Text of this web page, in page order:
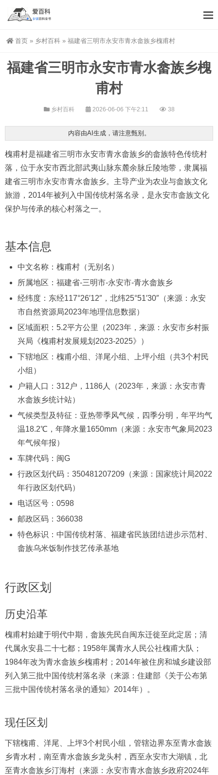
首页 » 乡村百科 » 福建省三明市永安市青水畲族乡槐甫村
福建省三明市永安市青水畲族乡槐
甫村
乡村百科 2026-06-06 下午2:11 38
内容由AI生成，请注意甄别。
槐甫村是福建省三明市永安市青水畲族乡的畲族特色传统村
落，位于永安市西北部武夷山脉东麓余脉丘陵地带，隶属福
建省三明市永安市青水畲族乡。主导产业为农业与畲族文化
旅游，2014年被列入中国传统村落名录，是永安市畲族文化
保护与传承的核心村落之一。
基本信息
中文名称：槐甫村（无别名）
所属地区：福建省-三明市-永安市-青水畲族乡
经纬度：东经117°26′12″，北纬25°51′30″（来源：永安
市自然资源局2023年地理信息数据）
区域面积：5.2平方公里（2023年，来源：永安市乡村振
兴局《槐甫村发展规划2023-2025》）
下辖地区：槐甫小组、洋尾小组、上坪小组（共3个村民
小组）
户籍人口：312户，1186人（2023年，来源：永安市青
水畲族乡统计站）
气候类型及特征：亚热带季风气候，四季分明，年平均气
温18.2℃，年降水量1650mm（来源：永安市气象局2023
年气候年报）
车牌代码：闽G
行政区划代码：350481207209（来源：国家统计局2022
年行政区划代码）
电话区号：0598
邮政区码：366038
特色标识：中国传统村落、福建省民族团结进步示范村、
畲族乌米饭制作技艺传承基地
行政区划
历史沿革
槐甫村始建于明代中期，畲族先民自闽东迁徙至此定居；清
代属永安县二十七都；1958年属青水人民公社槐甫大队；
1984年改为青水畲族乡槐甫村；2014年被住房和城乡建设部
列入第三批中国传统村落名录（来源：住建部《关于公布第
三批中国传统村落名录的通知》2014年）。
现任区划
下辖槐甫、洋尾、上坪3个村民小组，管辖边界东至青水畲族
乡青水村，南至青水畲族乡龙头村，西至永安市大湖镇，北
至青水畲族乡汀海村（来源：永安市青水畲族乡政府2024年